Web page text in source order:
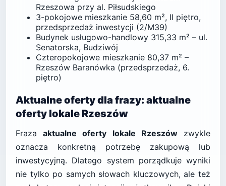
Rzeszowa przy al. Piłsudskiego
3-pokojowe mieszkanie 58,60 m², II piętro,
przedsprzedaż inwestycji (2/M39)
Budynek usługowo-handlowy 315,33 m² – ul.
Senatorska, Budziwój
Czteropokojowe mieszkanie 80,37 m² –
Rzeszów Baranówka (przedsprzedaż, 6.
piętro)
Aktualne oferty dla frazy: aktualne
oferty lokale Rzeszów
Frazaaktualne oferty lokale Rzeszówzwykle
oznacza konkretną potrzebę zakupową lub
inwestycyjną. Dlatego system porządkuje wyniki
nie tylko po samych słowach kluczowych, ale też